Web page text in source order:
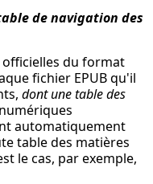
de navigation des
officielles du format
fichier EPUB qu'il
dont une table des
automatiquement
table des matières
le cas, par exemple,